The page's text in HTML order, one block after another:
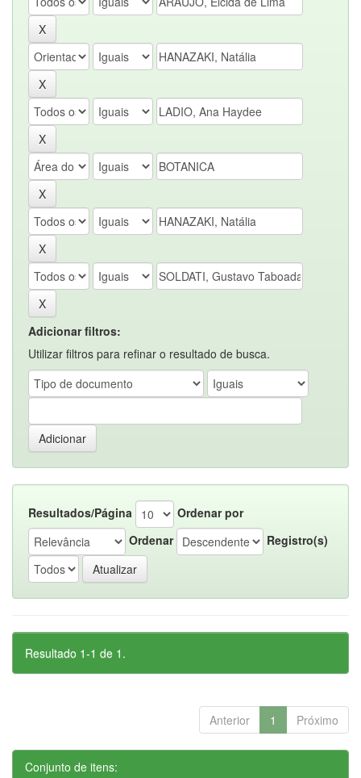
Adicionar filtros:
Utilizar filtros para refinar o resultado de busca.
Resultados/Página
Ordenar por
Ordenar
Registro(s)
Resultado 1-1 de 1.
Anterior 1 Próximo
Conjunto de itens: